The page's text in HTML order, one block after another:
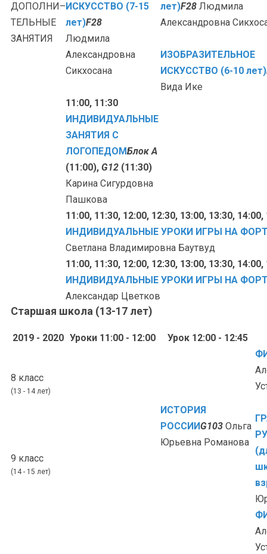
ДОПОЛНИ–
ТЕЛЬНЫЕ
ЗАНЯТИЯ
ИСКУССТВО (7-15
лет)F28
Людмила
Александровна
Сикхосана
лет)F28Людмила
Александровна
ИЗОБРАЗИТЕЛЬНОЕ
ИСКУССТВО (6-10 лет)
Вида Ике
11:00, 11:30
ИНДИВИДУАЛЬНЫЕ
ЗАНЯТИЯ С
ЛОГОПЕДОМБлок A
(11:00), G12(11:30)
Карина Сигурдовна
Пашкова
11:00, 11:30, 12:00, 12:30, 13:00, 13:30,
ИНДИВИДУАЛЬНЫЕ УРОКИ ИГРЫ НА
Светлана Владимировна Баутвуд
11:00, 11:30, 12:00, 12:30, 13:00, 13:30,
ИНДИВИДУАЛЬНЫЕ УРОКИ ИГРЫ НА
Александар Цветков
Старшая школа (13-17 лет)
2019 - 2020 Уроки 11:00 - 12:00 Урок 12:00 - 12:45
8 класс
(13 - 14 лет)
ИСТОРИЯ
РОССИИG103Ольга
Юрьевна Романова
9 класс
(14 - 15 лет)